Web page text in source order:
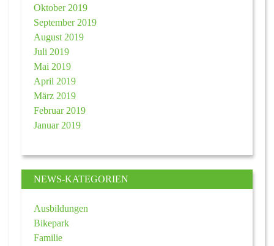
Oktober 2019
September 2019
August 2019
Juli 2019
Mai 2019
April 2019
März 2019
Februar 2019
Januar 2019
NEWS-KATEGORIEN
Ausbildungen
Bikepark
Familie